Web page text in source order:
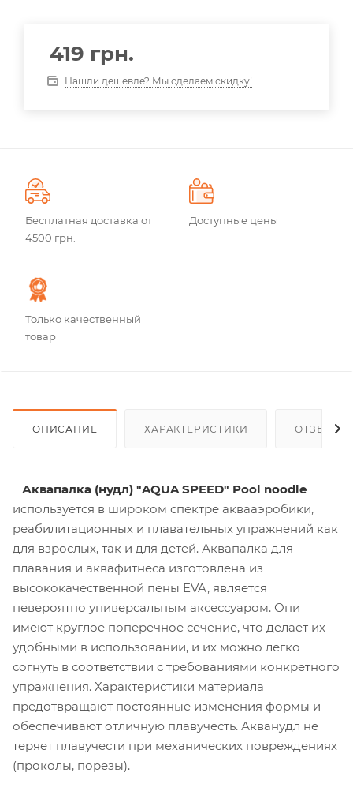
419 грн.
Нашли дешевле? Мы сделаем скидку!
Бесплатная доставка от
4500 грн.
Доступные цены
Только качественный
товар
ОПИСАНИЕ ХАРАКТЕРИСТИКИ ОТЗЫВЫ
Аквапалка (нудл) "AQUA SPEED" Pool noodle
используется в широком спектре аквааэробики,
реабилитационных и плавательных упражнений как
для взрослых, так и для детей. Аквапалка для
плавания и аквафитнеса изготовлена ​​из
высококачественной пены EVA, является
невероятно универсальным аксессуаром. Они
имеют круглое поперечное сечение, что делает их
удобными в использовании, и их можно легко
согнуть в соответствии с требованиями конкретного
упражнения. Характеристики материала
предотвращают постоянные изменения формы и
обеспечивают отличную плавучесть. Акванудл не
теряет плавучести при механических повреждениях
(проколы, порезы).